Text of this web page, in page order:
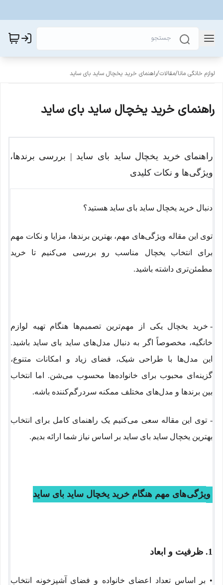
لوازم خانگی مانا/مقالات/راهنمای خرید یخچال ساید بای ساید
راهنمای خرید یخچال ساید بای ساید
راهنمای خرید یخچال ساید بای ساید | بررسی برندها،
ویژگی‌ها و نکات کلیدی
دنبال خرید یخچال ساید بای ساید هستید؟
توی این مقاله ویژگی‌های مهم، بهترین برندها، مزایا و نکات مهم
برای انتخاب یخچال مناسب رو بررسی می‌کنیم تا خرید
مطمئن‌تری داشته باشید.
- خرید یخچال یکی از مهم‌ترین تصمیم‌ها هنگام تهیه لوازم
خانگیه، مخصوصاً اگر به دنبال مدل‌های ساید بای ساید باشید.
این مدل‌ها با طراحی شیک، فضای زیاد و امکانات متنوع،
گزینه‌ای محبوب برای خانواده‌ها محسوب می‌شن. اما انتخاب
بین برندها و مدل‌های مختلف ممکنه سردرگم‌کننده باشه.
- توی این مقاله سعی می‌کنیم یک راهنمای کامل برای انتخاب
بهترین یخچال ساید بای ساید بر اساس نیاز شما ارائه بدیم.
ویژگی‌های مهم هنگام خرید یخچال ساید بای ساید
1. ظرفیت و ابعاد
• بر اساس تعداد اعضای خانواده و فضای آشپزخونه انتخاب